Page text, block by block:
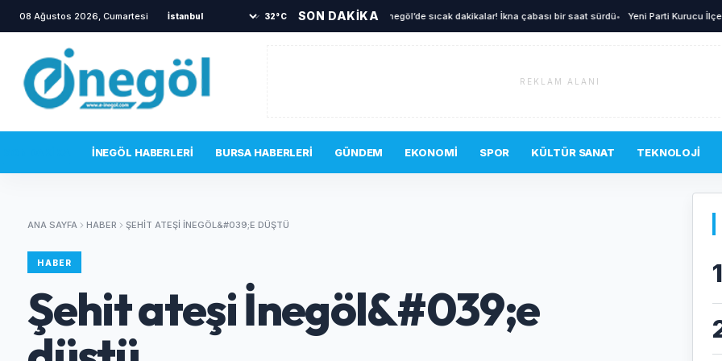
08 Ağustos 2026, Cumartesi 32°C SON DAKİKA
• Yanına gelen sincabı elleriyle besledi• İnegöl’de sıcak dakikalar! İkna çabası bir saat sürdü• Yeni Parti Kurucu İlçe
REKLAM ALANI
İNEGÖL HABERLERI BURSA HABERLERI GÜNDEM EKONOMI SPOR KÜLTÜR SANAT TEKNOLOJI
ANA SAYFA HABER ŞEHIT ATEŞI İNEGÖL&#039;E DÜŞTÜ
HABER
Şehit ateşi İnegöl&#039;e
1